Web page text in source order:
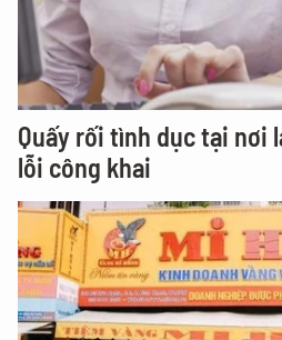
Quấy rối tình dục tại nơi
lỗi công khai